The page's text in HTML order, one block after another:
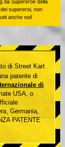
da Supereroe della
supereroi, non
anche noi!
di Street Kart
patente di
di
USA, o
Germania,
PATENTE